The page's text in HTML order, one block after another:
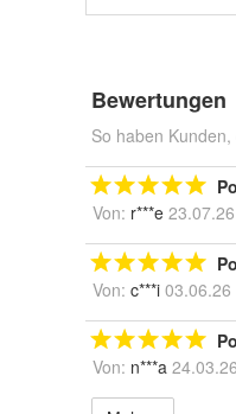
Bewertungen
So haben
Von: r***e 23.07.26
Von: c***i 03.06.26
Von: n***a 24.03.26